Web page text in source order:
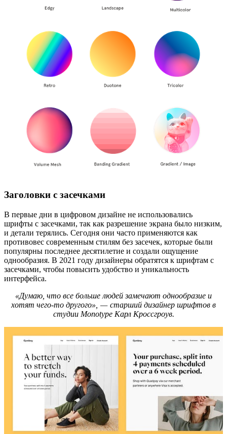
Заголовки с засечками
В первые дни в цифровом дизайне не использовались
шрифты с засечками, так как разрешение экрана было низким,
и детали терялись. Сегодня они часто применяются как
противовес современным стилям без засечек, которые были
популярны последнее десятилетие и создали ощущение
однообразия. В 2021 году дизайнеры обратятся к шрифтам с
засечками, чтобы повысить удобство и уникальность
интерфейса.
«Думаю, что все больше людей замечают однообразие и
хотят чего-то другого», — старший дизайнер шрифтов в
студии Monotype Карл Кроссгроув.